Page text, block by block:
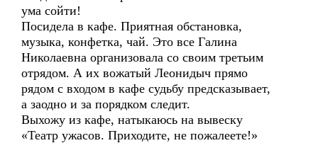
ума сойти!
Посидела в кафе. Приятная обстановка,
музыка, конфетка, чай. Это все Галина
Николаевна организовала со своим третьим
отрядом. А их вожатый Леонидыч прямо
рядом с входом в кафе судьбу предсказывает,
а заодно и за порядком следит.
Выхожу из кафе, натыкаюсь на вывеску
«Театр ужасов. Приходите, не пожалеете!»